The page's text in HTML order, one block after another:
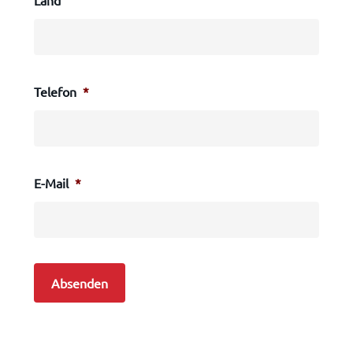
Telefon *
E-Mail *
Absenden